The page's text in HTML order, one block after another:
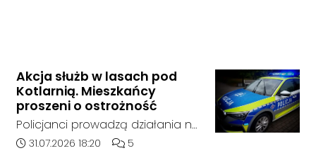
Akcja służb w lasach pod
Kotlarnią. Mieszkańcy
proszeni o ostrożność
Policjanci prowadzą działania na
terenie kompleksów leśnych w
Data dodania artykułu:
31.07.2026 18:20 Liczba komentarzy artykułu:
5